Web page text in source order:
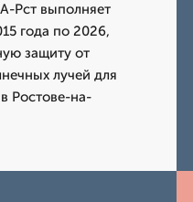
Рст выполняет
года по 2026,
защиту от
лучей для
Ростове-на-